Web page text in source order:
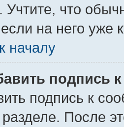
что
на него уже
началу
подпись
подпись к
После